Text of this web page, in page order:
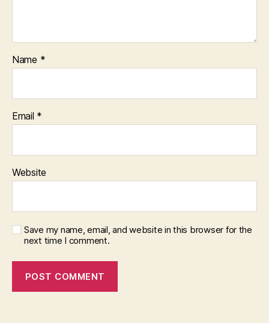
Name *
Email *
Website
Save my name, email, and website in this browser for the
next time I comment.